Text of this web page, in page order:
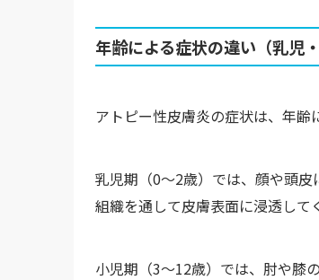
年齢による症状の違い（乳児
アトピー性皮膚炎の症状は、年齢
乳児期（0～2歳）では、顔や頭
組織を通して皮膚表面に浸透して
小児期（3～12歳）では、肘や膝